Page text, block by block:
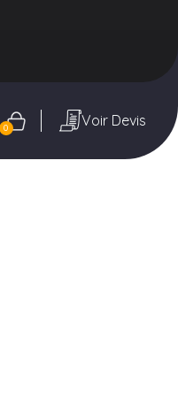
0 Voir Devis